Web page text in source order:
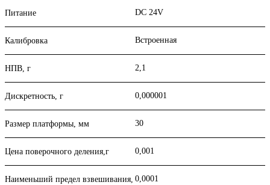
Питание DC 24V
Калибровка Встроенная
НПВ, г 2,1
Дискретность, г 0,000001
Размер платформы, мм 30
Цена поверочного деления,г 0,001
Наименьший предел взвешивания, 0,0001